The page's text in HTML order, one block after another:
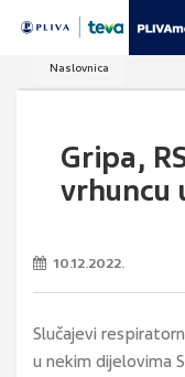
Naslovnica
Gripa,
vrhuncu
10.12.2022.
Slučajevi
u nekim dijelovima